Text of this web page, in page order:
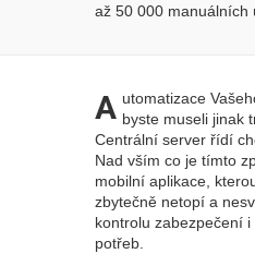
až 50 000 manuálních
A utomatizace
byste museli jinak
Centrální server řídí
Nad vším co je tímto
mobilní aplikace,
zbytečně netopí a
kontrolu zabezpečení
potřeb.